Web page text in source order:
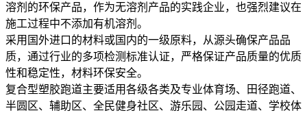
溶剂的环保产品，作为无溶剂产品的实践企业，也强烈建议在
施工过程中不添加有机溶剂。
采用国外进口的材料或国内的一级原料，从源头确保产品品
质，通过行业的多项检测标准认证，严格保证产品质量的优质
性和稳定性，材料环保安全。
复合型塑胶跑道主要适用各级各类及专业体育场、田径跑道、
半圆区、辅助区、全民健身社区、游乐园、公园走道、学校体